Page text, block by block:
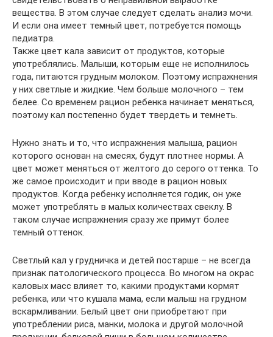
вещества. В этом случае следует сделать анализ мочи.
И если она имеет темный цвет, потребуется помощь
педиатра.
Также цвет кала зависит от продуктов, которые
употреблялись. Малыши, которым еще не исполнилось
года, питаются грудным молоком. Поэтому испражнения
у них светлые и жидкие. Чем больше молочного – тем
белее. Со временем рацион ребенка начинает меняться,
поэтому кал постепенно будет твердеть и темнеть.
Нужно знать и то, что испражнения малыша, рацион
которого основан на смесях, будут плотнее нормы. А
цвет может меняться от желтого до серого оттенка. То
же самое происходит и при вводе в рацион новых
продуктов. Когда ребенку исполняется годик, он уже
может употреблять в малых количествах свеклу. В
таком случае испражнения сразу же примут более
темный оттенок.
Светлый кал у грудничка и детей постарше – не всегда
признак патологического процесса. Во многом на окрас
каловых масс влияет то, какими продуктами кормят
ребенка, или что кушала мама, если малыш на грудном
вскармливании. Белый цвет они приобретают при
употреблении риса, манки, молока и другой молочной